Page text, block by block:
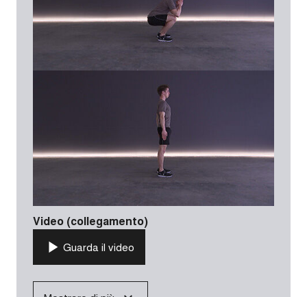
Video (collegamento)
Guarda il video